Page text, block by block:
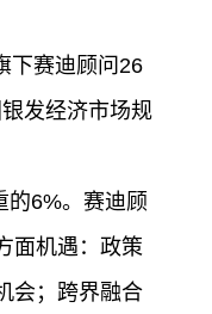
下赛迪顾问26
发经济市场规
的6%。赛迪顾
面机遇：政策
会；跨界融合